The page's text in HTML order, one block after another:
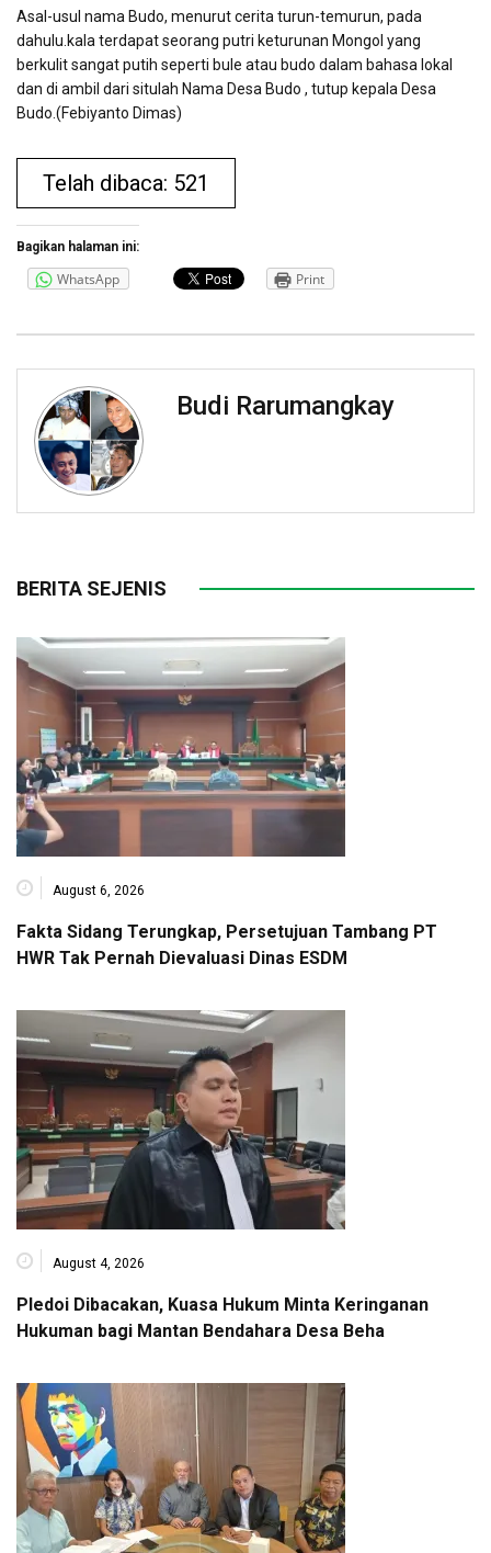
Asal-usul nama Budo, menurut cerita turun-temurun, pada
dahulu.kala terdapat seorang putri keturunan Mongol yang
berkulit sangat putih seperti bule atau budo dalam bahasa lokal
dan di ambil dari situlah Nama Desa Budo , tutup kepala Desa
Budo.(Febiyanto Dimas)
Telah dibaca: 521
Bagikan halaman ini:
WhatsApp Print
Budi Rarumangkay
BERITA SEJENIS
August 6, 2026
Fakta Sidang Terungkap, Persetujuan Tambang PT
HWR Tak Pernah Dievaluasi Dinas ESDM
August 4, 2026
Pledoi Dibacakan, Kuasa Hukum Minta Keringanan
Hukuman bagi Mantan Bendahara Desa Beha